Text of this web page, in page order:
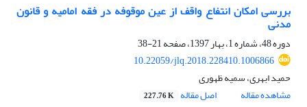
بررسی امکان انتفاع واقف از عین موقوفه در فقه امامیه و قانون
مدنی
دوره 48، شماره 1، بهار 1397، صفحه
21-38
10.22059/jlq.2018.228410.1006866
حمید ابهری، سمیه ظهوری
مشاهده مقاله
اصل مقاله 227.76 K